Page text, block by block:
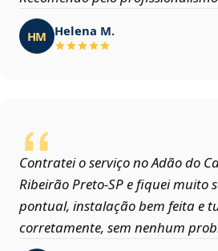
HM Helena M.
Contratei o serviço no Adão do
Ribeirão Preto‑SP e fiquei muito
pontual, instalação bem feita e
corretamente, sem nenhum